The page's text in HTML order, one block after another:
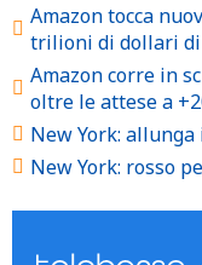
Amazon tocca
trilioni di dollari di
Amazon corre in
oltre le attese a
New York:
New York: rosso